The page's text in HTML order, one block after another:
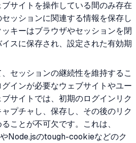
サイトを操作している間のみ存在
ッションに関連する情報を保存し
キーはブラウザやセッションを閉
スに保存され、設定された有効期
セッションの継続性を維持するこ
インが必要なウェブサイトやユー
サイトでは、初期のログインリク
プチャし、保存し、その後のリク
ことが不可欠です。これは、
Node.jsのtough-cookieなどのク